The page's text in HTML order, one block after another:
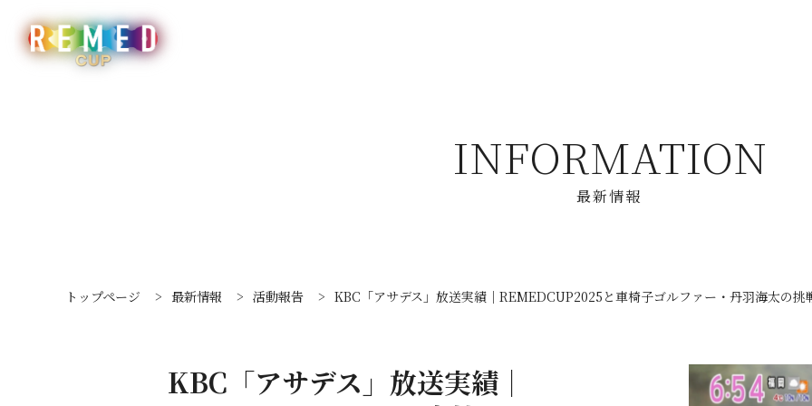
最新情報
INFORMATION
トップページ > 最新情報 > 活動報告 > KBC「アサデス」放送実績｜REMEDCUP2025と車椅子ゴルファー・丹羽海太の挑
KBC「アサデス」放送実績｜